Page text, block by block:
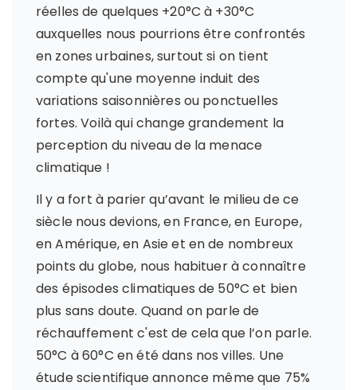
réelles de quelques +20°C à +30°C
auxquelles nous pourrions être confrontés
en zones urbaines, surtout si on tient
compte qu'une moyenne induit des
variations saisonnières ou ponctuelles
fortes. Voilà qui change grandement la
perception du niveau de la menace
climatique !
Il y a fort à parier qu’avant le milieu de ce
siècle nous devions, en France, en Europe,
en Amérique, en Asie et en de nombreux
points du globe, nous habituer à connaître
des épisodes climatiques de 50°C et bien
plus sans doute. Quand on parle de
réchauffement c'est de cela que l’on parle.
50°C à 60°C en été dans nos villes. Une
étude scientifique annonce même que 75%